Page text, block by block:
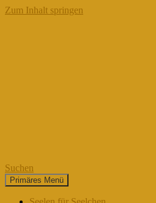
Zum Inhalt springen
Seelen für Seelchen
Suchen
Primäres Menü